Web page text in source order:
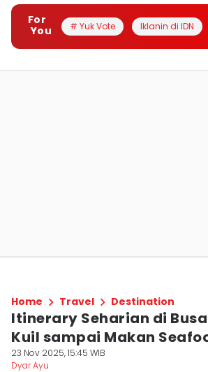
For
You
# Yuk Vote Iklanin di IDN
Home Travel Destination
Itinerary Seharian di
Kuil sampai Makan
23 Nov 2025, 15:45 WIB
Dyar Ayu